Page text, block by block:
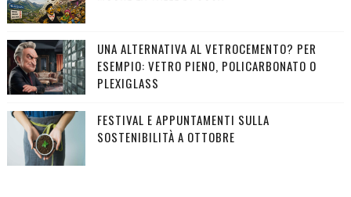
UNA ALTERNATIVA AL VETROCEMENTO? PER
ESEMPIO: VETRO PIENO, POLICARBONATO O
PLEXIGLASS
FESTIVAL E APPUNTAMENTI SULLA
SOSTENIBILITÀ A OTTOBRE